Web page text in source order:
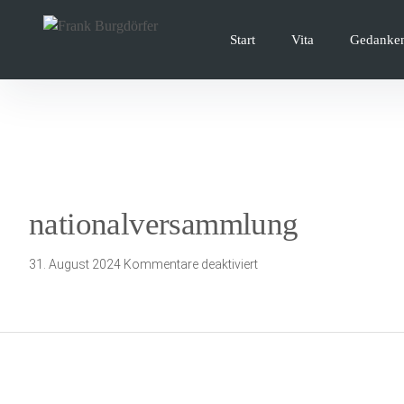
überspringen
Start Vita
nationalversammlung
31. August 2024 Kommentare deaktiviertfür